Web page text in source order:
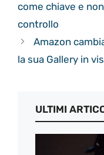
come chiave e
controllo
Amazon
la sua Gallery in
ULTIMI